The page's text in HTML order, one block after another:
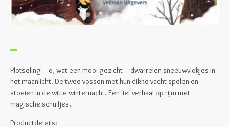
Plotseling – o, wat een mooi gezicht – dwarrelen sneeuwvlokjes in
het maanlicht. De twee vossen met hun dikke vacht spelen en
stoeien in de witte winternacht. Een lief verhaal op rijm met
magische schuifjes.
Productdetails: